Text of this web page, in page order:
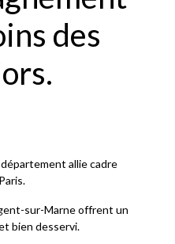
des
allie cadre
sur-Marne offrent un
bien desservi.